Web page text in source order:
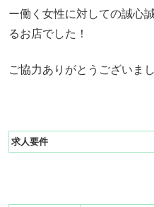
ー働く女性に対しての誠心
るお店でした！
ご協力ありがとうございまし
求人要件